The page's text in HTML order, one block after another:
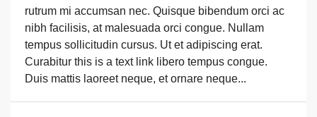
rutrum mi accumsan nec. Quisque bibendum orci ac
nibh facilisis, at malesuada orci congue. Nullam
tempus sollicitudin cursus. Ut et adipiscing erat.
Curabitur this is a text link libero tempus congue.
Duis mattis laoreet neque, et ornare neque...